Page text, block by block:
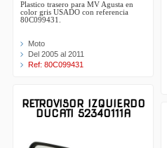
Plastico trasero para MV Agusta en
color gris USADO con referencia
80C099431.
Moto
Del 2005 al 2011
Ref: 80C099431
RETROVISOR IZQUIERDO
DUCATI 52340111A